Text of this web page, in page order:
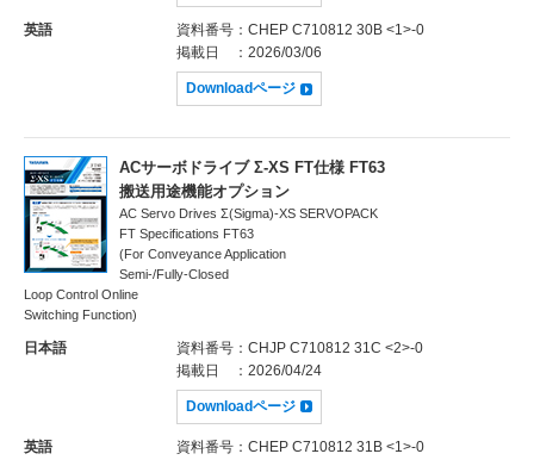
英語 資料番号 ：CHEP C710812 30B <1>-0
掲載日
：2026/03/06
Downloadページ
ACサーボドライブ Σ-XS FT仕様 FT63
搬送用途機能オプション
AC Servo Drives Σ(Sigma)-XS SERVOPACK
FT Specifications FT63
(For Conveyance Application
Semi-/Fully-Closed
Loop Control Online
Switching Function)
日本語 資料番号 ：CHJP C710812 31C <2>-0
掲載日
：2026/04/24
Downloadページ
英語 資料番号 ：CHEP C710812 31B <1>-0